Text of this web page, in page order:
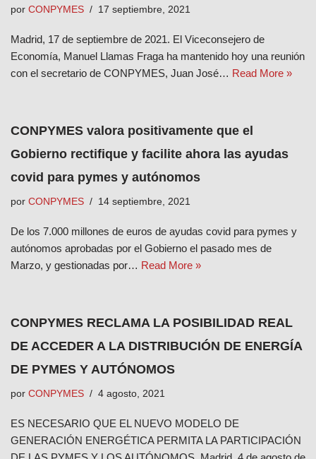
por CONPYMES 17 septiembre, 2021
Madrid, 17 de septiembre de 2021. El Viceconsejero de
Economía, Manuel Llamas Fraga ha mantenido hoy una reunión
con el secretario de CONPYMES, Juan José… Read More »
CONPYMES valora positivamente que el
Gobierno rectifique y facilite ahora las ayudas
covid para pymes y autónomos
por CONPYMES 14 septiembre, 2021
De los 7.000 millones de euros de ayudas covid para pymes y
autónomos aprobadas por el Gobierno el pasado mes de
Marzo, y gestionadas por… Read More »
CONPYMES RECLAMA LA POSIBILIDAD REAL
DE ACCEDER A LA DISTRIBUCIÓN DE ENERGÍA
DE PYMES Y AUTÓNOMOS
por CONPYMES 4 agosto, 2021
ES NECESARIO QUE EL NUEVO MODELO DE
GENERACIÓN ENERGÉTICA PERMITA LA PARTICIPACIÓN